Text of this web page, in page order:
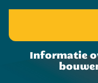
Informatie